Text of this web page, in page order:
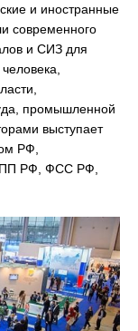
и иностранные
современного
и СИЗ для
промышленной
выступает
РФ,
РФ, ФСС РФ,